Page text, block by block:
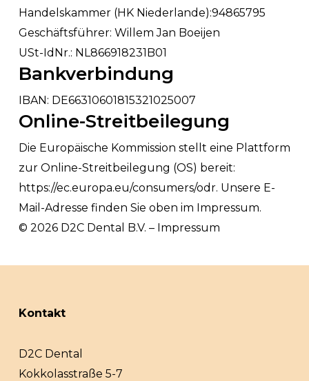
Handelskammer (HK Niederlande):94865795
Geschäftsführer: Willem Jan Boeijen
USt-IdNr.: NL866918231B01
Bankverbindung
IBAN: DE66310601815321025007
Online-Streitbeilegung
Die Europäische Kommission stellt eine Plattform
zur Online-Streitbeilegung (OS) bereit:
https://ec.europa.eu/consumers/odr. Unsere E-
Mail-Adresse finden Sie oben im Impressum.
© 2026 D2C Dental B.V. – Impressum
Kontakt
D2C Dental
Kokkolasstraße 5-7